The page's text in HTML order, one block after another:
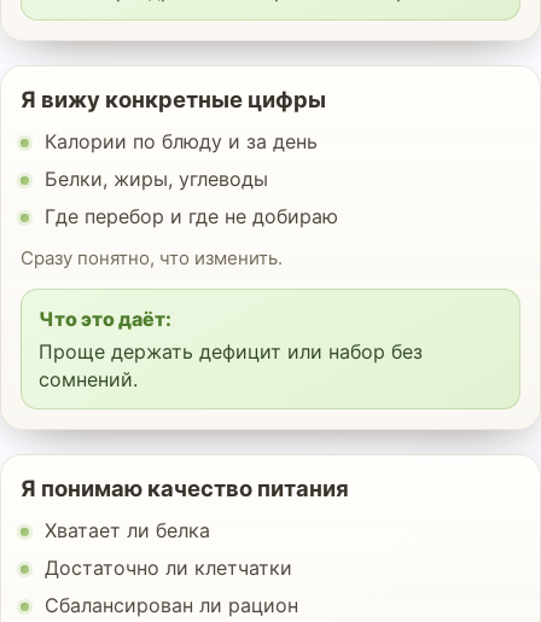
Я вижу конкретные цифры
Калории по блюду и за день
Белки, жиры, углеводы
Где перебор и где не добираю
Сразу понятно, что изменить.
Что это даёт:
Проще держать дефицит или набор без
сомнений.
Я понимаю качество питания
Хватает ли белка
Достаточно ли клетчатки
Сбалансирован ли рацион